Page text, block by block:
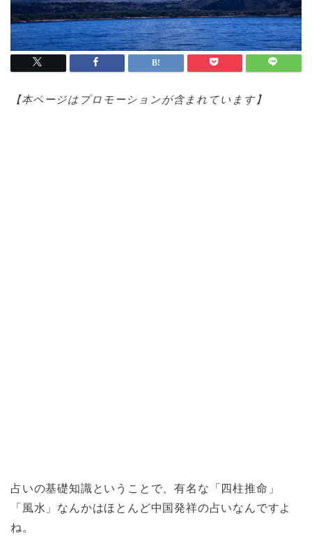
【本ページはプロモーションが含まれています】
占いの基礎知識ということで、有名な「四柱推命」
「風水」なんかはほとんど中国発祥の占いなんですよ
ね。